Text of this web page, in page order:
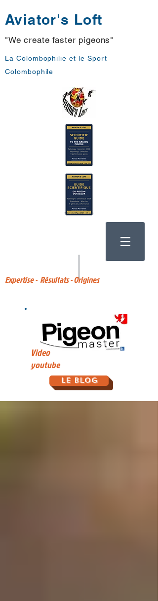
Aviator's Loft
"We create faster pigeons"
La Colombophilie et le Sport
Colombophile
Expertise - Résultats - Origines
Video
youtube
Le Blog